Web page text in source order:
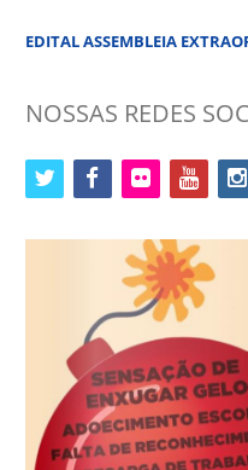
EDITAL ASSEMBLEIA
NOSSAS REDES
twitter facebookflickr youtube